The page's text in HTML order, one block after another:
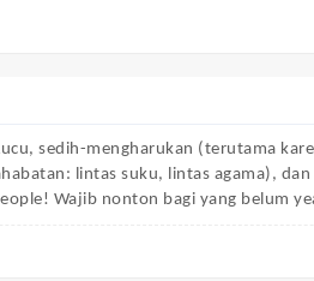
sedih-mengharukan (terutama
lintas suku, lintas agama),
Wajib nonton bagi yang belum